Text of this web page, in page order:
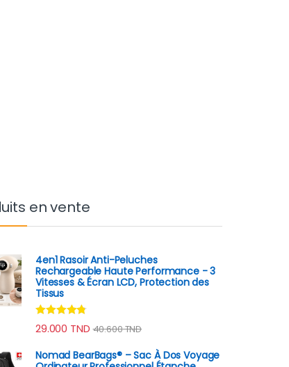
en vente
4en1 Rasoir Anti-Peluches
Rechargeable Haute Performance - 3
Vitesses & Écran LCD, Protection des
Tissus
Note4.60
sur 5
29.000 TND 40.600TND
Nomad BearBags® – Sac À Dos Voyage